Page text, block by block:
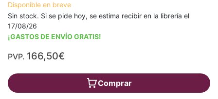
Disponible en breve
Sin stock. Si se pide hoy, se estima recibir en la librería el
17/08/26
¡GASTOS DE ENVÍO GRATIS!
PVP. 166,50€
Comprar